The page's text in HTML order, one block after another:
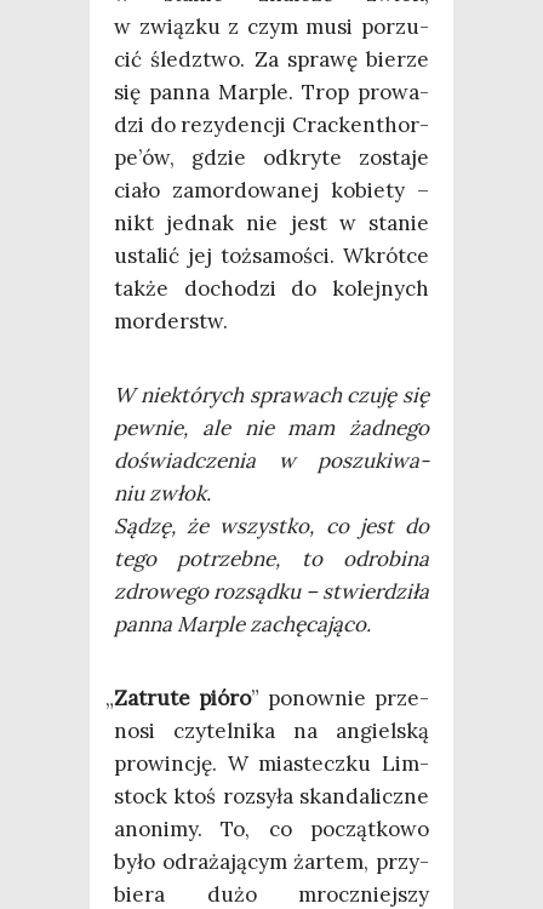
w związ­ku z czym musi porzu­
cić śledz­two. Za spra­wę bie­rze
się pan­na Mar­ple. Trop pro­wa­
dzi do rezy­den­cji Crac­ken­thor­
pe­’ów, gdzie odkry­te zosta­je
cia­ło zamor­do­wa­nej kobie­ty –
nikt jed­nak nie jest w sta­nie
usta­lić jej toż­sa­mo­ści. Wkrót­ce
tak­że docho­dzi do kolej­nych
morderstw.
W nie­któ­rych spra­wach czu­ję się
pew­nie, ale nie mam żad­ne­go
doświad­cze­nia w poszu­ki­wa­
niu zwłok.
Sądzę, że wszyst­ko, co jest do
tego potrzeb­ne, to odro­bi­na
zdro­we­go roz­sąd­ku – stwier­dzi­ła
pan­na Mar­ple zachęcająco.
„Zatru­te pió­ro” ponow­nie prze­
no­si czy­tel­ni­ka na angiel­ską
pro­win­cję. W mia­stecz­ku Lim­
stock ktoś roz­sy­ła skan­da­licz­ne
ano­ni­my. To, co począt­ko­wo
było odra­ża­ją­cym żar­tem, przy­
bie­ra dużo mrocz­niej­szy